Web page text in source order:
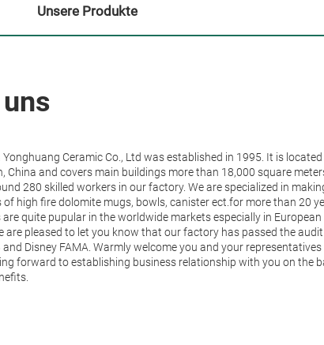
Yonghuang Ceramic Co., Ltd was established in 1995. It is located
China and covers main buildings more than 18,000 square
280 skilled workers in our factory. We are specialized in
of high fire dolomite mugs, bowls, canister ect.for more than 20
quite pupular in the worldwide markets especially in European
are pleased to let you know that our factory has passed the
and Disney FAMA. Warmly welcome you and your
forward to establishing business relationship with you on the
Unsere Produkte